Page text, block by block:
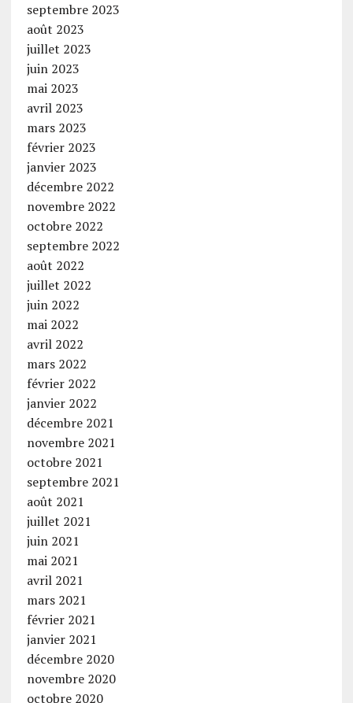
septembre 2023
août 2023
juillet 2023
juin 2023
mai 2023
avril 2023
mars 2023
février 2023
janvier 2023
décembre 2022
novembre 2022
octobre 2022
septembre 2022
août 2022
juillet 2022
juin 2022
mai 2022
avril 2022
mars 2022
février 2022
janvier 2022
décembre 2021
novembre 2021
octobre 2021
septembre 2021
août 2021
juillet 2021
juin 2021
mai 2021
avril 2021
mars 2021
février 2021
janvier 2021
décembre 2020
novembre 2020
octobre 2020